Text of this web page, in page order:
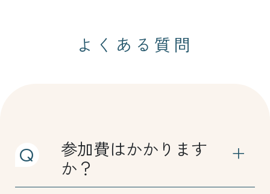
よくある質問
参加費はかかります
か？